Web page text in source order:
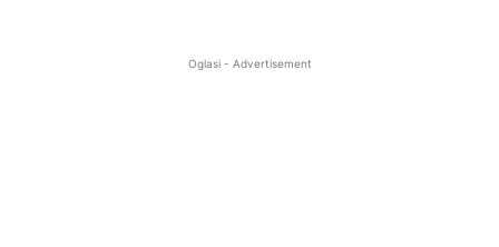
Oglasi - Advertisement